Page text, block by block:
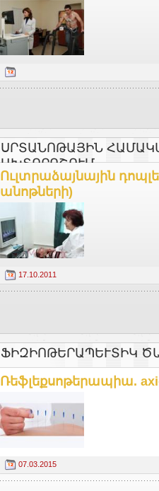
ՍՐՏԱՆՈԹԱՅԻՆ
ԱԽՏՈՐՈՇՈՒՄ
Ուլտրաձայնային
անոթների)
17.10.2011
ՖԻԶԻՈԹԵՐԱՊԵՒՏԻԿ
Ռեֆլեքսոթերապիա.
07.03.2015